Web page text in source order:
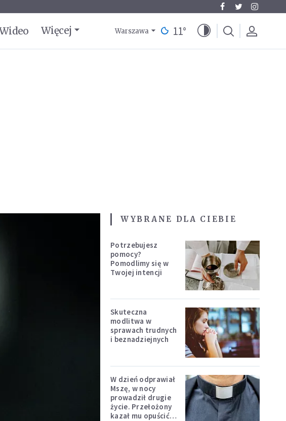
Więcej Warszawa 11°
WYBRANE DLA CIEBIE
Potrzebujesz
pomocy?
Pomodlimy się w
Twojej intencji
Skuteczna
modlitwa w
sprawach trudnych
i beznadziejnych
W dzień odprawiał
Mszę, w nocy
prowadził drugie
życie. Przełożony
kazał mu opuścić